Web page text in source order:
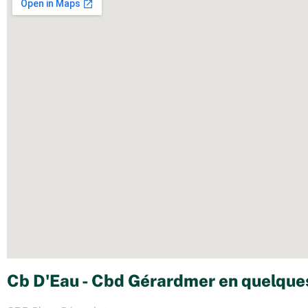
Cb D'Eau - Cbd Gérardmer en